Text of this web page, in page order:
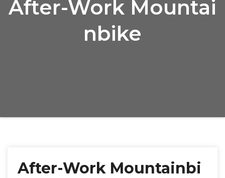
After-Work Mountai
nbike
After-Work Mountainbi